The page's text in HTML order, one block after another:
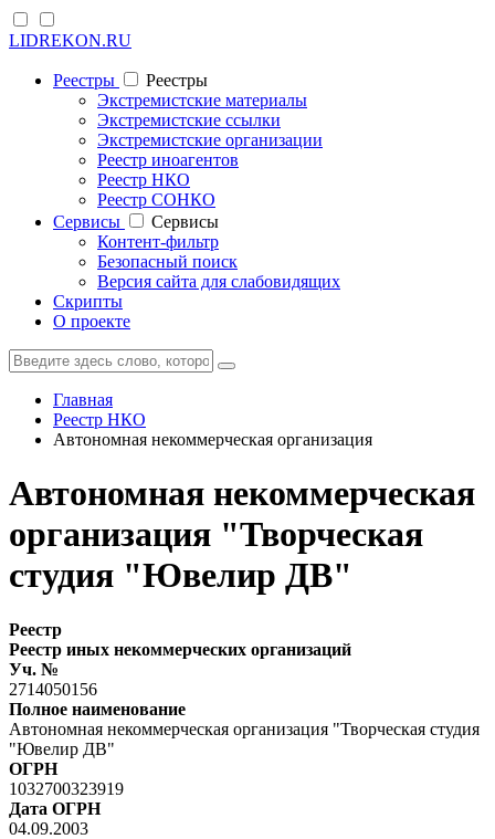
LIDREKON.RU
Реестры
Реестры
Экстремистские материалы
Экстремистские ссылки
Экстремистские организации
Реестр иноагентов
Реестр НКО
Реестр СОНКО
Cервисы
Cервисы
Контент-фильтр
Безопасный поиск
Версия сайта для слабовидящих
Скрипты
О проекте
Главная
Реестр НКО
Автономная некоммерческая организация
Автономная некоммерческая
организация "Творческая
студия "Ювелир ДВ"
Реестр
Реестр иных некоммерческих организаций
Уч. №
2714050156
Полное наименование
Автономная некоммерческая организация "Творческая студия
"Ювелир ДВ"
ОГРН
1032700323919
Дата ОГРН
04.09.2003